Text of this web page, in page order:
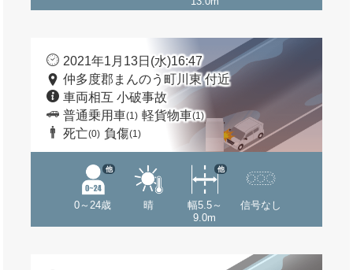
2021年1月13日(水)16:47
仲多度郡まんのう町川東 付近
車両相互 小破事故
普通乗用車(1) 軽貨物車(1)
死亡(0) 負傷(1)
0～24歳
他
晴
幅5.5～
9.0m
他
信号なし